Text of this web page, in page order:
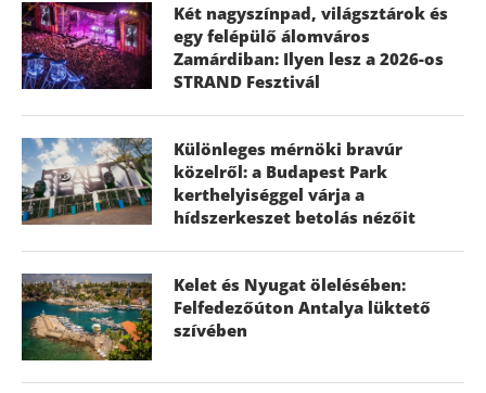
Két nagyszínpad, világsztárok és
egy felépülő álomváros
Zamárdiban: Ilyen lesz a 2026-os
STRAND Fesztivál
Különleges mérnöki bravúr
közelről: a Budapest Park
kerthelyiséggel várja a
hídszerkeszet betolás nézőit
Kelet és Nyugat ölelésében:
Felfedezőúton Antalya lüktető
szívében